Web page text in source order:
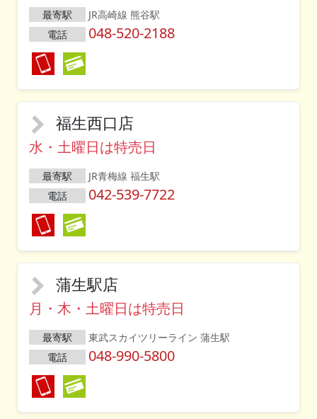
最寄駅
JR高崎線 熊谷駅
電話
048-520-2188
福生西口店
水・土曜日は特売日
最寄駅
JR青梅線 福生駅
電話
042-539-7722
蒲生駅店
月・木・土曜日は特売日
最寄駅
東武スカイツリーライン 蒲生駅
電話
048-990-5800